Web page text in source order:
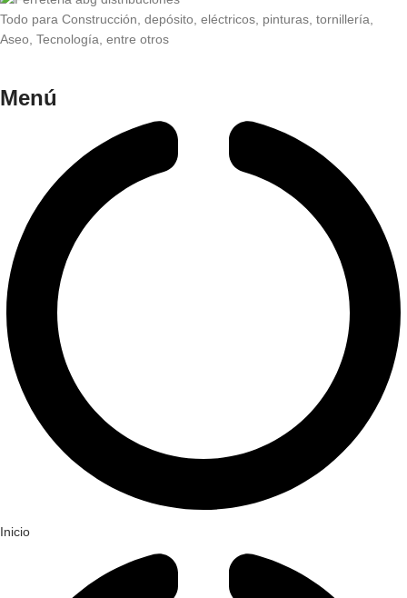
Todo para Construcción, depósito, eléctricos, pinturas, tornillería,
Aseo, Tecnología, entre otros
Menú
Inicio